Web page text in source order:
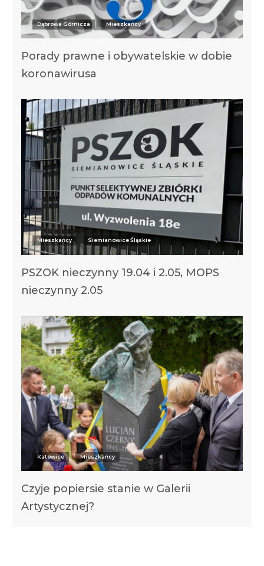
Dąbrowa Górnicza Mieszkańcy
Porady prawne i obywatelskie w dobie
koronawirusa
Mieszkańcy Siemianowice Śląskie
PSZOK nieczynny 19.04 i 2.05, MOPS
nieczynny 2.05
Katowice Mieszkańcy
Czyje popiersie stanie w Galerii
Artystycznej?